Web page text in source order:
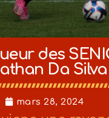
des
Da Silva
mars 28, 2024